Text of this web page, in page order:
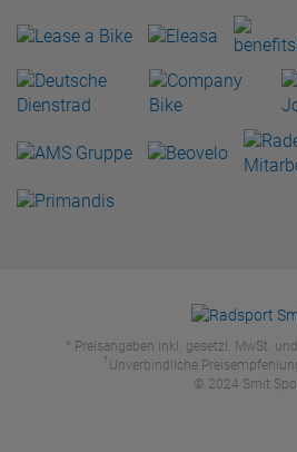
* Preisangaben inkl. gesetzl. MwSt.
1 Unverbindliche
© 2024 Smit